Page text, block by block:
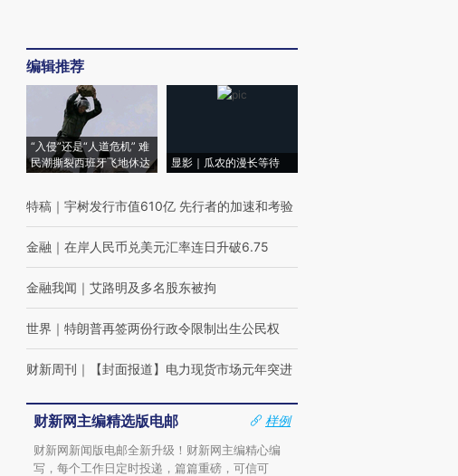
编辑推荐
“入侵”还是“人道危机” 难
民潮撕裂西班牙飞地休达
显影｜瓜农的漫长等待
特稿 ｜ 宇树发行市值610亿 先行者的加速和考验
金融 ｜ 在岸人民币兑美元汇率连日升破6.75
金融我闻 ｜ 艾路明及多名股东被拘
世界 ｜ 特朗普再签两份行政令限制出生公民权
财新周刊 ｜ 【封面报道】电力现货市场元年突进
财新网主编精选版电邮
样例
财新网新闻版电邮全新升级！财新网主编精心编
写，每个工作日定时投递，篇篇重磅，可信可